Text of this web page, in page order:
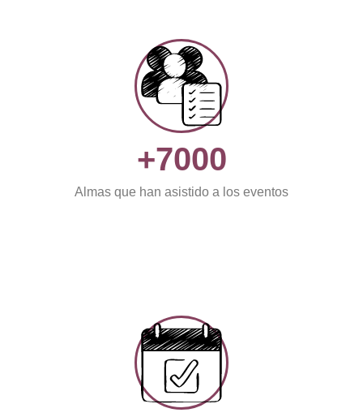
+7000
Almas que han asistido a los eventos